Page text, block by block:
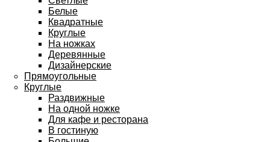
Белые
Квадратные
Круглые
На ножках
Деревянные
Дизайнерские
Прямоугольные
Круглые
Раздвижные
На одной ножке
Для кафе и ресторана
В гостиную